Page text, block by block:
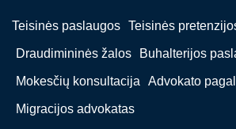
Teisinės paslaugos Teisinės
Draudimininės žalos Buhalterijos
Mokesčių konsultacija Advokato
Migracijos advokatas